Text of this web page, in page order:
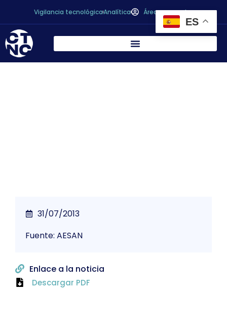
Vigilancia tecnológicaAnalítica Área personal
31/07/2013
Fuente: AESAN
Enlace a la noticia
Descargar PDF
ES